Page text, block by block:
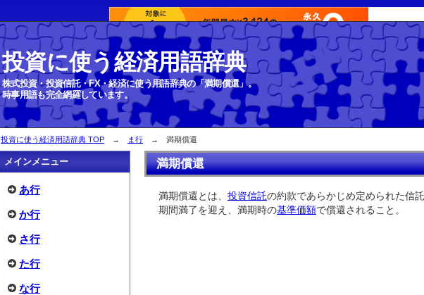
満期償還
投資に使う経済用語辞典 TOP → ま行 → 満期償還
満期償還
満期償還とは、 投資信託の約款であらかじめ定められた信
期間満了を迎え、満期時の基準価額で償還されること。
メインメニュー
あ行
か行
さ行
た行
な行
投資に使う経済用語辞典
株式投資・投資信託・FX・経済に使う用語辞典の「満期償還」。
時事用語も完全網羅しています。